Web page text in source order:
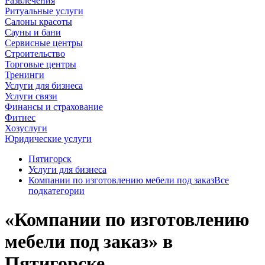
Ритуальные услуги
Салоны красоты
Сауны и бани
Сервисные центры
Строительство
Торговые центры
Тренинги
Услуги для бизнеса
Услуги связи
Финансы и страхование
Фитнес
Хозуслуги
Юридические услуги
Пятигорск
Услуги для бизнеса
Компании по изготовлению мебели под заказВсе
подкатегории
«Компании по изготовлению
мебели под заказ» в